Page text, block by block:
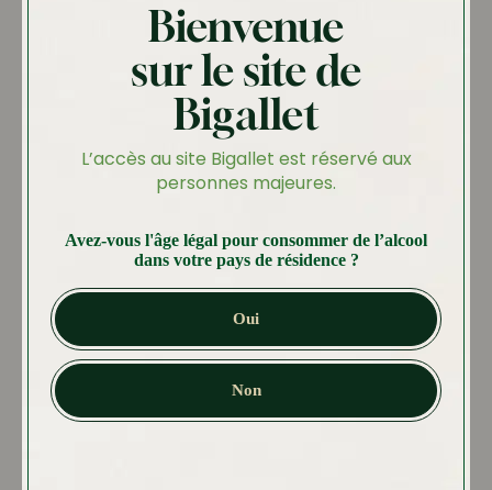
Bienvenue
sur le site de
Bigallet
L’accès au site Bigallet est réservé aux
personnes majeures.
Avez-vous l'âge légal pour consommer de l’alcool
dans votre pays de résidence ?
Oui
Non
Envoyer
Entreprise française
Depuis plus de 150 ans !
Livraison rapide
Expédition sous 1 à 3